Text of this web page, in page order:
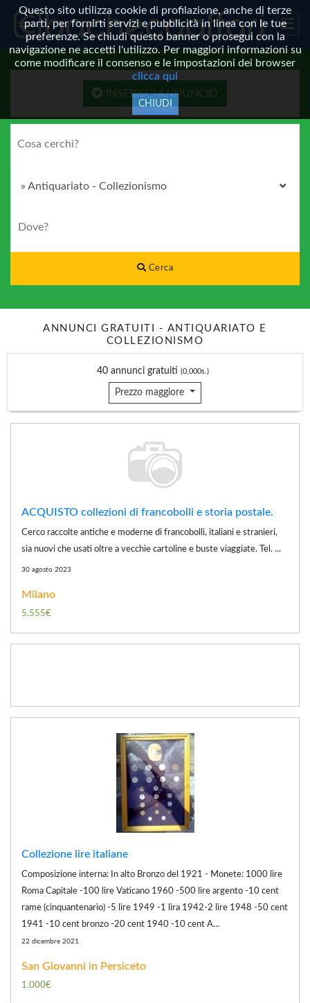
Questo sito utilizza cookie di profilazione, anche di terze
parti, per fornirti servizi e pubblicità in linea con le tue
preferenze. Se chiudi questo banner o prosegui con la
navigazione ne accetti l'utilizzo. Per maggiori informazioni su
come modificare il consenso e le impostazioni dei browser
clicca qui
CHIUDI
INSERISCI ANNUNCIO
Cerca
ANNUNCI GRATUITI - ANTIQUARIATO E
COLLEZIONISMO
40 annunci gratuiti (0,000s.)
Prezzo maggiore
ACQUISTO collezioni di francobolli e storia postale.
Cerco raccolte antiche e moderne di francobolli, italiani e stranieri,
sia nuovi che usati oltre a vecchie cartoline e buste viaggiate. Tel. ...
30 agosto 2023
Milano
5.555€
Collezione lire italiane
Composizione interna: In alto Bronzo del 1921 - Monete: 1000 lire
Roma Capitale -100 lire Vaticano 1960 -500 lire argento -10 cent
rame (cinquantenario) -5 lire 1949 -1 lira 1942-2 lire 1948 -50 cent
1941 -10 cent bronzo -20 cent 1940 -10 cent A...
22 dicembre 2021
San Giovanni in Persiceto
1.000€